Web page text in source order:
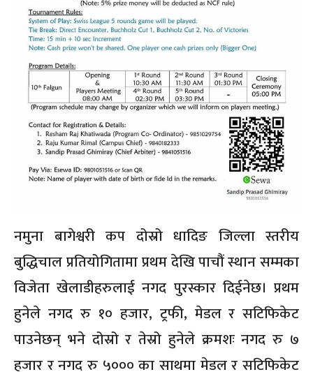
नमुना बागेश्वरी कप दोस्रो धादिङ जिल्ला स्तरीय
बुद्धिचाल प्रतियोगितामा प्रथम देखि पाचौं स्थान सम्मका
विजेता खेलाडीहरुलाई नगद पुरस्कार दिईनेछ। प्रथम
हुनेले नगद रु १० हजार, ट्रफी, मेडल र सटिफिकेट
पाउनेछन् भने दोस्रो र तेस्रो हुनेले क्रमशः नगद रु ७
हजार र नगद रु ५००० का साथमा मेडल र सटिफिकेट